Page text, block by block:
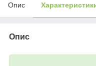
Опис
Опис